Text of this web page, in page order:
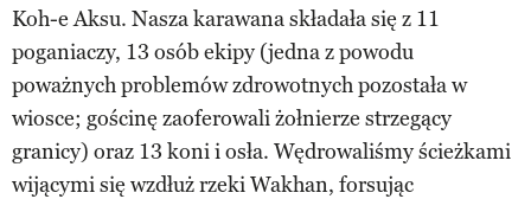
Koh-e Aksu. Nasza karawana składała się z 11
poganiaczy, 13 osób ekipy (jedna z powodu
poważnych problemów zdrowotnych pozostała w
wiosce; gościnę zaoferowali żołnierze strzegący
granicy) oraz 13 koni i osła. Wędrowaliśmy ścieżkami
wijącymi się wzdłuż rzeki Wakhan, forsując